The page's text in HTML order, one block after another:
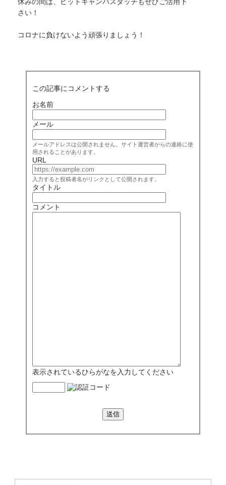
さい！
コロナに負けないよう頑張りましょう！
この記事にコメントする
お名前
メール
メールアドレスは公開されません。サイト運営者からの連絡に使
用されることがあります。
URL
入力すると投稿者名がリンクとして公開されます。
タイトル
コメント
表示されているひらがなを入力してください